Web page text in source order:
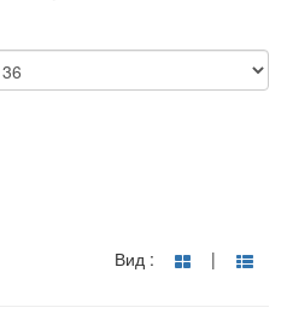
Вид :
|